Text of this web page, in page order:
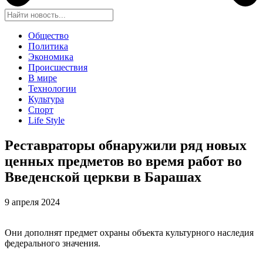
Общество
Политика
Экономика
Происшествия
В мире
Технологии
Культура
Спорт
Life Style
Реставраторы обнаружили ряд новых
ценных предметов во время работ во
Введенской церкви в Барашах
9 апреля 2024
Они дополнят предмет охраны объекта культурного наследия
федерального значения.